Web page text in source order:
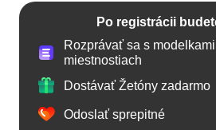
Po registrácii
Rozprávať sa s
miestnostiach
Dostávať Žetóny zadarmo
Odoslať sprepitné